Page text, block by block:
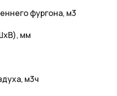
фургона, м3
мм
м3ч